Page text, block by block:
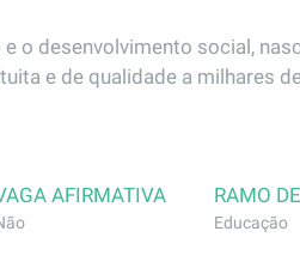
o desenvolvimento social,
e de qualidade a milhares
AFIRMATIVA RAMO
Educação